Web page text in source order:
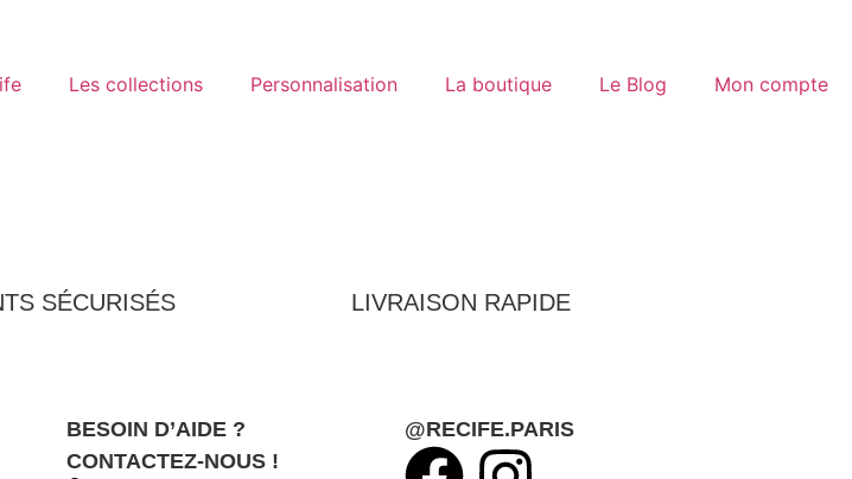
Les collections Personnalisation La boutique Le Blog Mon compte
SÉCURISÉS LIVRAISON RAPIDE
BESOIN D’AIDE ?
CONTACTEZ-NOUS !
@RECIFE.PARIS